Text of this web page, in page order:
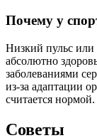
Почему у
Низкий пульс или
абсолютно
заболеваниями
из-за адаптации
считается нормой.
Советы